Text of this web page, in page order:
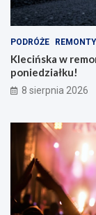
e
m
PODRÓŻE REMONTY
Klecińska w
poniedziałku!
8 sierpnia 2026